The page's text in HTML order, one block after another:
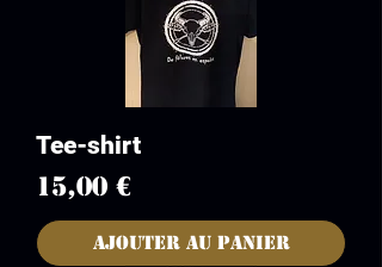
Tee-shirt
Prix
15,00 €
Ajouter au panier